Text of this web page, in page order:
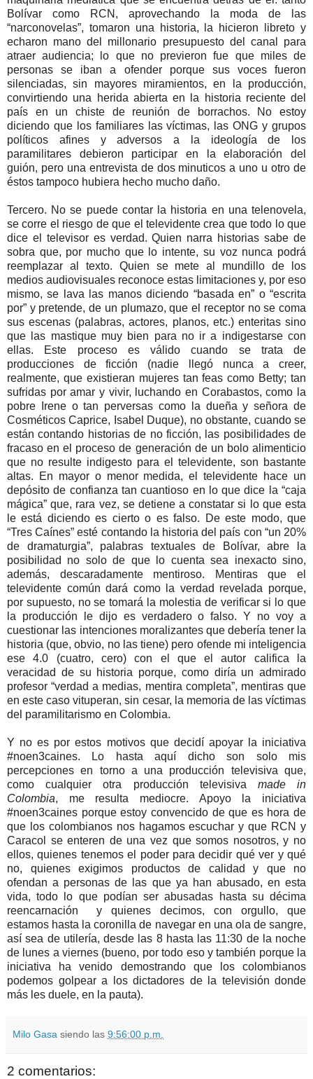
Bolívar como RCN, aprovechando la moda de las
“narconovelas”, tomaron una historia, la hicieron libreto y
echaron mano del millonario presupuesto del canal para
atraer audiencia; lo que no previeron fue que miles de
personas se iban a ofender porque sus voces fueron
silenciadas, sin mayores miramientos, en la producción,
convirtiendo una herida abierta en la historia reciente del
país en un chiste de reunión de borrachos. No estoy
diciendo que los familiares las víctimas, las ONG y grupos
políticos afines y adversos a la ideología de los
paramilitares debieron participar en la elaboración del
guión, pero una entrevista de dos minuticos a uno u otro de
éstos tampoco hubiera hecho mucho daño.
Tercero. No se puede contar la historia en una telenovela,
se corre el riesgo de que el televidente crea que todo lo que
dice el televisor es verdad. Quien narra historias sabe de
sobra que, por mucho que lo intente, su voz nunca podrá
reemplazar al texto. Quien se mete al mundillo de los
medios audiovisuales reconoce estas limitaciones y, por eso
mismo, se lava las manos diciendo “basada en” o “escrita
por” y pretende, de un plumazo, que el receptor no se coma
sus escenas (palabras, actores, planos, etc.) enteritas sino
que las mastique muy bien para no ir a indigestarse con
ellas. Este proceso es válido cuando se trata de
producciones de ficción (nadie llegó nunca a creer,
realmente, que existieran mujeres tan feas como Betty; tan
sufridas por amar y vivir, luchando en Corabastos, como la
pobre Irene o tan perversas como la dueña y señora de
Cosméticos Caprice, Isabel Duque), no obstante, cuando se
están contando historias de no ficción, las posibilidades de
fracaso en el proceso de generación de un bolo alimenticio
que no resulte indigesto para el televidente, son bastante
altas. En mayor o menor medida, el televidente hace un
depósito de confianza tan cuantioso en lo que dice la “caja
mágica” que, rara vez, se detiene a constatar si lo que esta
le está diciendo es cierto o es falso. De este modo, que
“Tres Caínes” esté contando la historia del país con “un 20%
de dramaturgia”, palabras textuales de Bolívar, abre la
posibilidad no solo de que lo cuenta sea inexacto sino,
además, descaradamente mentiroso. Mentiras que el
televidente común dará como la verdad revelada porque,
por supuesto, no se tomará la molestia de verificar si lo que
la producción le dijo es verdadero o falso. Y no voy a
cuestionar las intenciones moralizantes que debería tener la
historia (que, obvio, no las tiene) pero ofende mi inteligencia
ese 4.0 (cuatro, cero) con el que el autor califica la
veracidad de su historia porque, como diría un admirado
profesor “verdad a medias, mentira completa”, mentiras que
en este caso vituperan, sin cesar, la memoria de las víctimas
del paramilitarismo en Colombia.
Y no es por estos motivos que decidí apoyar la iniciativa
#noen3caines. Lo hasta aquí dicho son solo mis
percepciones en torno a una producción televisiva que,
como cualquier otra producción televisiva made in
Colombia,
me resulta mediocre. Apoyo la iniciativa
#noen3caines porque estoy convencido de que es hora de
que los colombianos nos hagamos escuchar y que RCN y
Caracol se enteren de una vez que somos nosotros, y no
ellos, quienes tenemos el poder para decidir qué ver y qué
no, quienes exigimos productos de calidad y que no
ofendan a personas de las que ya han abusado, en esta
vida, todo lo que podían ser abusadas hasta su décima
reencarnación y quienes decimos, con orgullo, que
estamos hasta la coronilla de navegar en una ola de sangre,
así sea de utilería, desde las 8 hasta las 11:30 de la noche
de lunes a viernes (bueno, por todo eso y también porque la
iniciativa ha venido demostrando que los colombianos
podemos golpear a los dictadores de la televisión donde
más les duele, en la pauta).
Milo Gasa siendo las 9:56:00 p.m.
2 comentarios: